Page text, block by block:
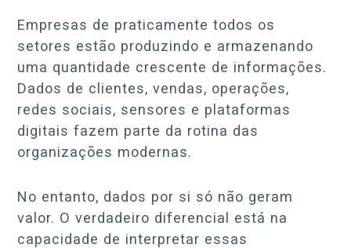
Empresas de praticamente todos os
setores estão produzindo e armazenando
uma quantidade crescente de informações.
Dados de clientes, vendas, operações,
redes sociais, sensores e plataformas
digitais fazem parte da rotina das
organizações modernas.
No entanto, dados por si só não geram
valor. O verdadeiro diferencial está na
capacidade de interpretar essas